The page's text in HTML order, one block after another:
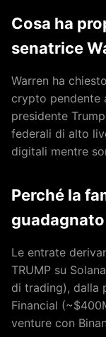
Cosa ha
senatrice
Warren ha
crypto pendente
presidente
federali di alto
digitali mentre
Perché la
Le entrate
TRUMP su
di trading), dalla
Financial
venture con